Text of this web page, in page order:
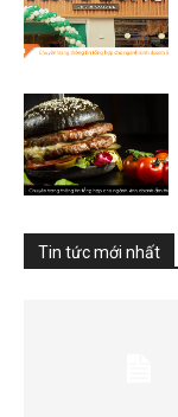
Tin tức mới nhất